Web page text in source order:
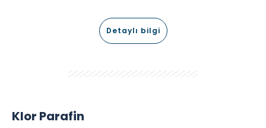
Detaylı bilgi
Klor Parafin